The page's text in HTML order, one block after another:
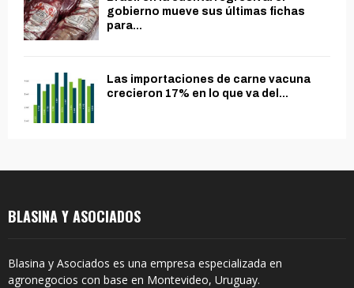
gobierno mueve sus últimas fichas
para...
Las importaciones de carne vacuna
crecieron 17% en lo que va del...
BLASINA Y ASOCIADOS
Blasina y Asociados es una empresa especializada en
agronegocios con base en Montevideo, Uruguay.